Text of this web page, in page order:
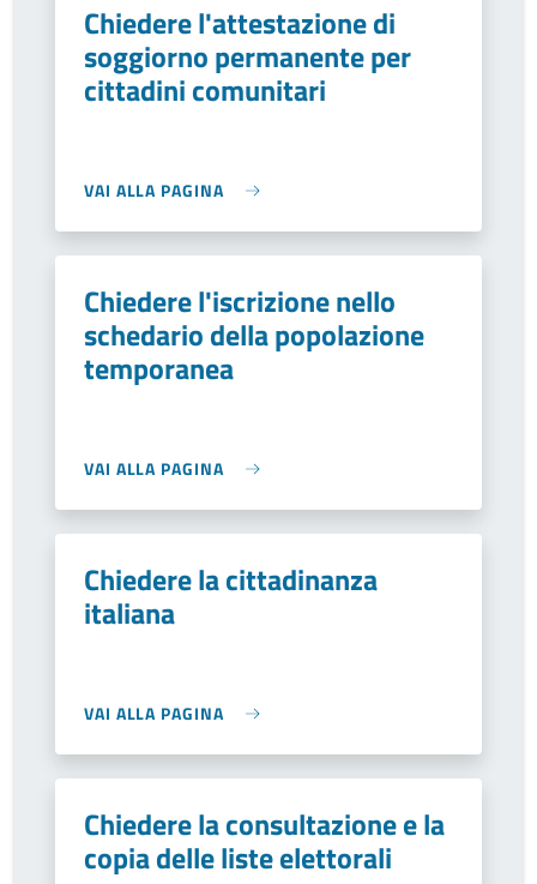
Chiedere l'attestazione di
soggiorno permanente per
cittadini comunitari
VAI ALLA PAGINA
Chiedere l'iscrizione nello
schedario della popolazione
temporanea
VAI ALLA PAGINA
Chiedere la cittadinanza
italiana
VAI ALLA PAGINA
Chiedere la consultazione e la
copia delle liste elettorali